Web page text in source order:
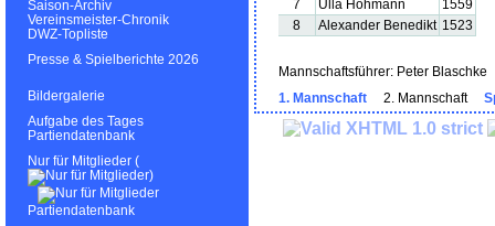
Saison-Archiv
Vereinsmeister-Chronik
DWZ-Topliste
Presse & Spielberichte 2026
Bildergalerie
Aufgabe des Tages
Partiendatenbank
Nur für Mitglieder (
)
Partiendatenbank
7
Ulla Höhmann
1559
8
Alexander Benedikt 1523
Mannschaftsführer: Peter Blaschke
1. Mannschaft 2. Mannschaft